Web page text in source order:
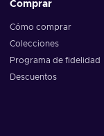
Comprar
Cómo comprar
Colecciones
Programa de fidelidad
Descuentos